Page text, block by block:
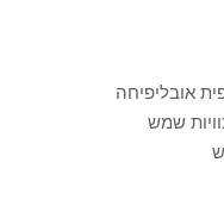
אובליפיחה
שמש